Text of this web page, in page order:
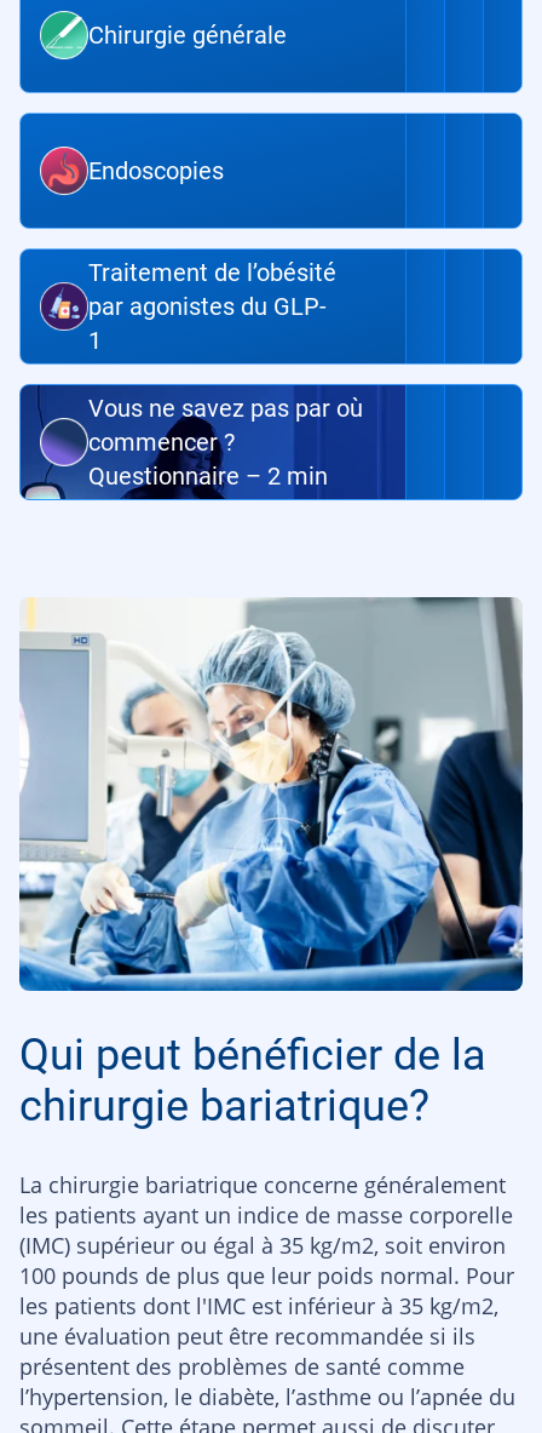
Chirurgie générale
Endoscopies
Traitement de l’obésité
par agonistes du GLP-
1
Vous ne savez pas par où
commencer ?
Questionnaire – 2 min
Qui peut bénéficier de la
chirurgie bariatrique?
La chirurgie bariatrique concerne généralement
les patients ayant un indice de masse corporelle
(IMC) supérieur ou égal à 35 kg/m2, soit environ
100 pounds de plus que leur poids normal. Pour
les patients dont l'IMC est inférieur à 35 kg/m2,
une évaluation peut être recommandée si ils
présentent des problèmes de santé comme
l’hypertension, le diabète, l’asthme ou l’apnée du